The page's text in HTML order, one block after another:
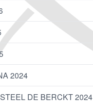
2024
DE BERCKT 2024